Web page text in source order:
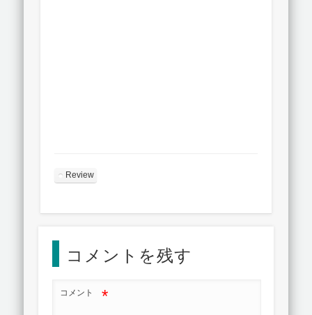
Review
コメントを残す
コメント *